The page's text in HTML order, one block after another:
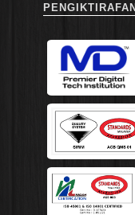
PENGIKTIRAFAN